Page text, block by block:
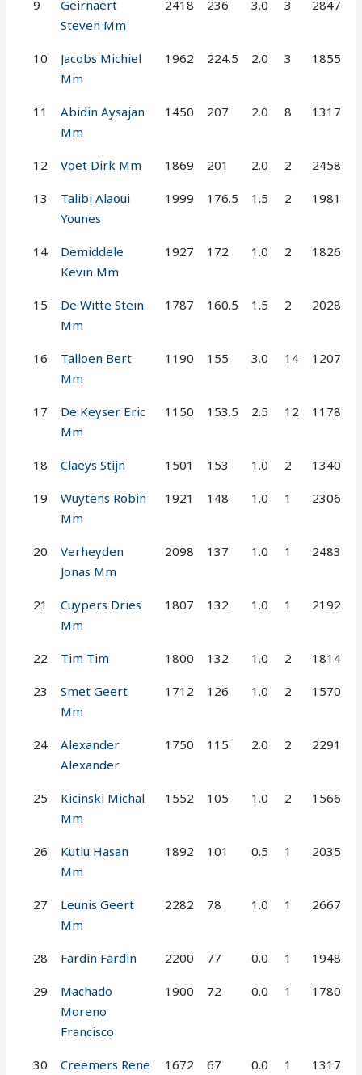
9
Geirnaert
Steven Mm
2418 236 3.0 3 2847
10
Jacobs Michiel
Mm
1962 224.5 2.0 3 1855
11
Abidin Aysajan
Mm
1450 207 2.0 8 1317
12 Voet Dirk Mm 1869 201 2.0 2 2458
13
Talibi Alaoui
Younes
1999 176.5 1.5 2 1981
14
Demiddele
Kevin Mm
1927 172 1.0 2 1826
15
De Witte Stein
Mm
1787 160.5 1.5 2 2028
16
Talloen Bert
Mm
1190 155 3.0 14 1207
17
De Keyser Eric
Mm
1150 153.5 2.5 12 1178
18 Claeys Stijn 1501 153 1.0 2 1340
19
Wuytens Robin
Mm
1921 148 1.0 1 2306
20
Verheyden
Jonas Mm
2098 137 1.0 1 2483
21
Cuypers Dries
Mm
1807 132 1.0 1 2192
22 Tim Tim 1800 132 1.0 2 1814
23
Smet Geert
Mm
1712 126 1.0 2 1570
24
Alexander
Alexander
1750 115 2.0 2 2291
25
Kicinski Michal
Mm
1552 105 1.0 2 1566
26
Kutlu Hasan
Mm
1892 101 0.5 1 2035
27
Leunis Geert
Mm
2282 78 1.0 1 2667
28 Fardin Fardin 2200 77 0.0 1 1948
29
Machado
Moreno
Francisco
1900 72 0.0 1 1780
30
Creemers Rene
1672 67 0.0 1 1317